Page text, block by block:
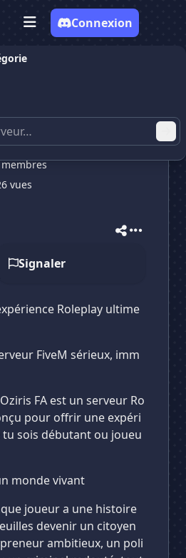
Connexion
RolePlay
vues
Signaler
FiveM sérieux,
Ne cherche plus.
Roleplay ultime
FiveM sérieux, imm
FA est un serveur Ro
pour offrir une expéri
tu sois débutant ou joueu
monde vivant
joueur a une histoire
devenir un citoyen
ambitieux, un poli
Gback
Gback
ton avis de ce
Gback